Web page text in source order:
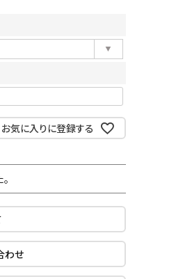
お気に入りに登録する
わせ